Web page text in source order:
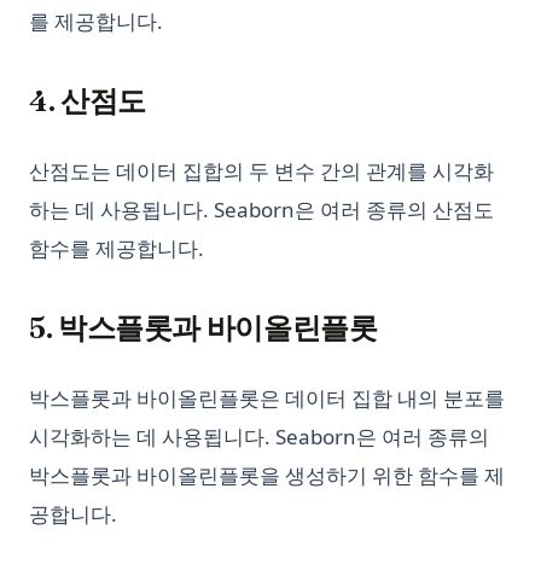
를 제공합니다.
4. 산점도
산점도는 데이터 집합의 두 변수 간의 관계를 시각화
하는 데 사용됩니다. Seaborn은 여러 종류의 산점도
함수를 제공합니다.
5. 박스플롯과 바이올린플롯
박스플롯과 바이올린플롯은 데이터 집합 내의 분포를
시각화하는 데 사용됩니다. Seaborn은 여러 종류의
박스플롯과 바이올린플롯을 생성하기 위한 함수를 제
공합니다.